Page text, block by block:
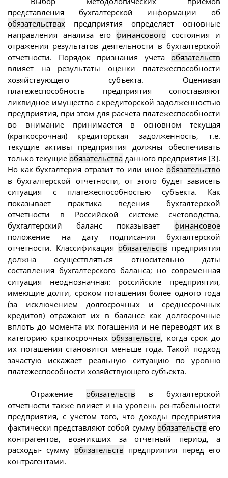
представления бухгалтерской информации об
обязательствах предприятия определяет основные
направления анализа егофинансового состояния и
отражения результатов деятельности в бухгалтерской
отчетности. Порядок признания учета обязательств
влияет на результаты оценки платежеспособности
хозяйствующего субъекта. Оценивая
платежеспособность предприятия сопоставляют
ликвидное имущество с кредиторской задолженностью
предприятия, при этом для расчета платежеспособности
во внимание принимается в основном текущая
(краткосрочная) кредиторская задолженность, т.е.
текущие активы предприятия должны обеспечивать
только текущие обязательства данного предприятия [3].
Но как бухгалтерия отразит то или иное обязательство
в бухгалтерской отчетности, от этого будет зависеть
ситуация с платежеспособностью субъекта. Как
показывает практика ведения бухгалтерской
отчетности в Российской системе счетоводства,
бухгалтерский баланс показывает финансовое
положение на дату подписания бухгалтерской
отчетности. Классификация обязательств предприятия
должна осуществляться относительно даты
составления бухгалтерского баланса; но современная
ситуация неоднозначная: российские предприятия,
имеющие долги, сроком погашения более одного года
(за исключением долгосрочных и среднесрочных
кредитов) отражают их в балансе как долгосрочные
вплоть до момента их погашения и не переводят их в
категорию краткосрочныхобязательств, когда срок до
их погашения становится меньше года. Такой подход
зачастую искажает реальную ситуацию по уровню
платежеспособности хозяйствующего субъекта.
Отражение обязательств в бухгалтерской
отчетности также влияет и на уровень рентабельности
предприятия, с учетом того, что доходы предприятия
фактически представляют собой сумму обязательств его
контрагентов, возникших за отчетный период, а
расходы- сумму обязательств предприятия перед его
контрагентами.